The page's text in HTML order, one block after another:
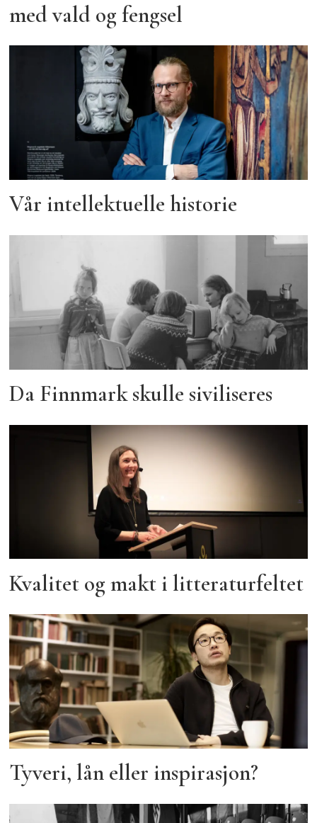
med vald og fengsel
Vår intellektuelle historie
Da Finnmark skulle siviliseres
Kvalitet og makt i litteraturfeltet
Tyveri, lån eller inspirasjon?